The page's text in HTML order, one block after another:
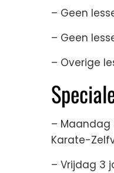
– Geen
– Geen
– Overige
– Maandag
Karate-
– Vrijdag 3